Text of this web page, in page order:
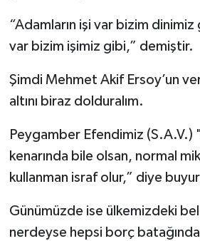
“Adamların işi var bizim dinimiz
var bizim işimiz gibi,” demiştir.
Şimdi Mehmet Akif Ersoy’un
altını biraz dolduralım.
Peygamber Efendimiz (S.A.V.)
kenarında bile olsan, normal
kullanman israf olur,” diye
Günümüzde ise ülkemizdeki
nerdeyse hepsi borç
SOSYAL YARDIMLAR
SPONSORLU YAZI
TEKNOLOJİ